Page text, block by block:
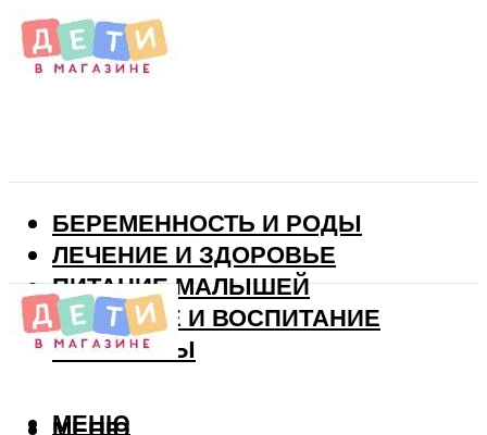
БЕРЕМЕННОСТЬ И РОДЫ
ЛЕЧЕНИЕ И ЗДОРОВЬЕ
ПИТАНИЕ МАЛЫШЕЙ
РАЗВИТИЕ И ВОСПИТАНИЕ
ВИТАМИНЫ
МЕНЮ